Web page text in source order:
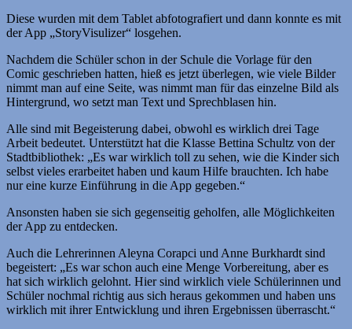
Diese wurden mit dem Tablet abfotografiert und dann konnte es mit
der App „StoryVisulizer“ losgehen.
Nachdem die Schüler schon in der Schule die Vorlage für den
Comic geschrieben hatten, hieß es jetzt überlegen, wie viele Bilder
nimmt man auf eine Seite, was nimmt man für das einzelne Bild als
Hintergrund, wo setzt man Text und Sprechblasen hin.
Alle sind mit Begeisterung dabei, obwohl es wirklich drei Tage
Arbeit bedeutet. Unterstützt hat die Klasse Bettina Schultz von der
Stadtbibliothek: „Es war wirklich toll zu sehen, wie die Kinder sich
selbst vieles erarbeitet haben und kaum Hilfe brauchten. Ich habe
nur eine kurze Einführung in die App gegeben.“
Ansonsten haben sie sich gegenseitig geholfen, alle Möglichkeiten
der App zu entdecken.
Auch die Lehrerinnen Aleyna Corapci und Anne Burkhardt sind
begeistert: „Es war schon auch eine Menge Vorbereitung, aber es
hat sich wirklich gelohnt. Hier sind wirklich viele Schülerinnen und
Schüler nochmal richtig aus sich heraus gekommen und haben uns
wirklich mit ihrer Entwicklung und ihren Ergebnissen überrascht.“